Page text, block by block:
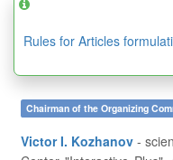
Rules for Articles
Chairman of the Organizing
Victor I. Kozhanov